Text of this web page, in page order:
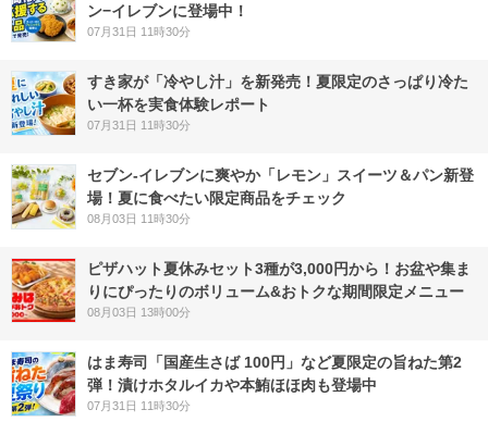
ン−イレブンに登場中！
07月31日 11時30分
すき家が「冷やし汁」を新発売！夏限定のさっぱり冷た
い一杯を実食体験レポート
07月31日 11時30分
セブン‐イレブンに爽やか「レモン」スイーツ＆パン新登
場！夏に食べたい限定商品をチェック
08月03日 11時30分
ピザハット夏休みセット3種が3,000円から！お盆や集ま
りにぴったりのボリューム&おトクな期間限定メニュー
08月03日 13時00分
はま寿司「国産生さば 100円」など夏限定の旨ねた第2
弾！漬けホタルイカや本鮪ほほ肉も登場中
07月31日 11時30分